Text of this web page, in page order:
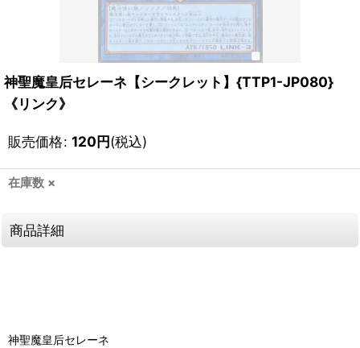
神聖魔皇后セレーネ【シークレット】{TTP1-JP080}
《リンク》
販売価格: 120円(税込)
在庫数 ×
商品詳細
神聖魔皇后セレーネ